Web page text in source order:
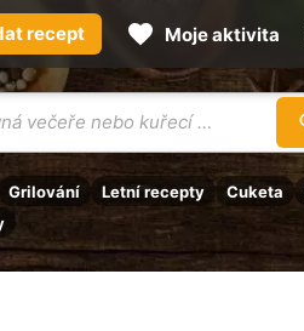
Grilování Letní recepty Cuketa
recept Moje aktivita